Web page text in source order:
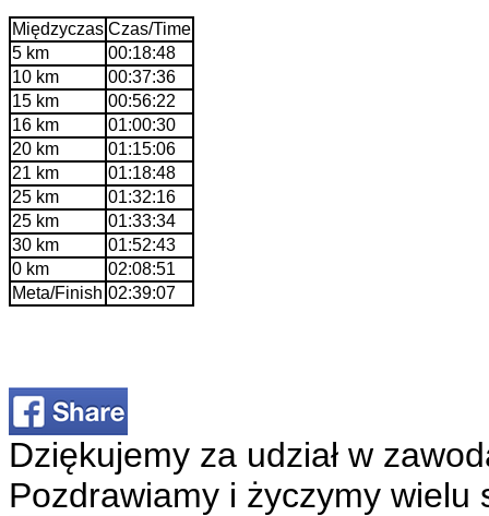
Międzyczas Czas/Time
5 km
00:18:48
10 km
00:37:36
15 km
00:56:22
16 km
01:00:30
20 km
01:15:06
21 km
01:18:48
25 km
01:32:16
25 km
01:33:34
30 km
01:52:43
0 km
02:08:51
Meta/Finish 02:39:07
Dziękujemy za udział w
Pozdrawiamy i życzymy wielu